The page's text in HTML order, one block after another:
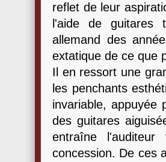
reflet de leur
l'aide de guitares
allemand des
extatique de ce que
Il en ressort une
les penchants
invariable, appuyée
des guitares
entraîne
concession. De ces